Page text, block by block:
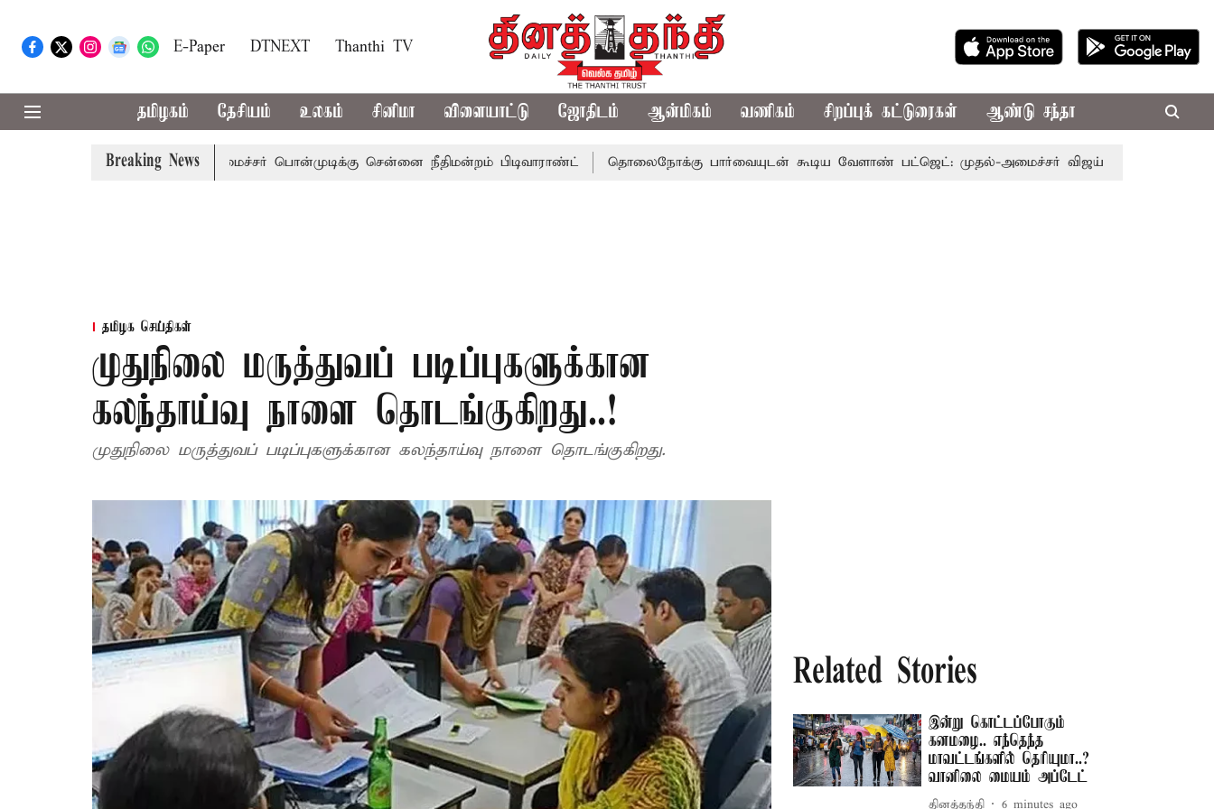
E-Paper DTNEXT Thanthi TV
தமிழகம் தேசியம் உலகம் சினிமா விளையாட்டு ஜோதிடம் ஆன்மிகம் வணிகம் சிறப்புக் கட்டுரைகள் ஆண்டு சந்தா
Breaking News
முன்னாள் அமைச்சர் பொன்முடிக்கு சென்னை நீதிமன்றம் பிடிவாராண்ட் தொலைநோக்கு பார்வையுடன் கூடிய வேளாண் பட்ஜெட்: முதல்-அமைச்சர் விஜய் தமிழக அரசியலில்
தமிழக செய்திகள்
முதுநிலை மருத்துவப் படிப்புகளுக்கான
கலந்தாய்வு நாளை தொடங்குகிறது..!
முதுநிலை மருத்துவப் படிப்புகளுக்கான கலந்தாய்வு நாளை தொடங்குகிறது.
Related Stories
இன்று கொட்டப்போகும்
கனமழை.. எந்தெந்த
மாவட்டங்களில் தெரியுமா..?
வானிலை மையம் அப்டேட்
தினத்தந்தி 6 minutes ago